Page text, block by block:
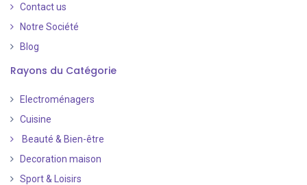
Contact us
Notre Société
Blog
Rayons du Catégorie
Electroménagers
Cuisine
Beauté & Bien-être
Decoration maison
Sport & Loisirs